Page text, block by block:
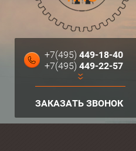
+7(495) 449-18-40
+7(495) 449-22-57
ЗАКАЗАТЬ ЗВОНОК